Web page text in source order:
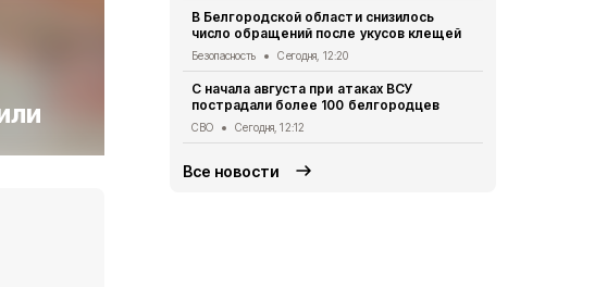
В Белгородской области снизилось
число обращений после укусов клещей
Безопасность Сегодня, 12:20
С начала августа при атаках ВСУ
пострадали более 100 белгородцев
СВО Сегодня, 12:12
Все новости